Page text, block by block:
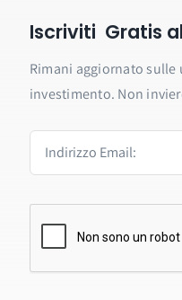
Iscriviti Gratis
Rimani aggiornato
investimento. Non